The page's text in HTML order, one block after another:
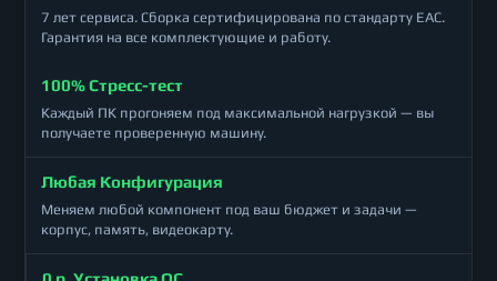
7 лет сервиса. Сборка сертифицирована по стандарту ЕАС.
Гарантия на все комплектующие и работу.
100% Стресс-тест
Каждый ПК прогоняем под максимальной нагрузкой — вы
получаете проверенную машину.
Любая Конфигурация
Меняем любой компонент под ваш бюджет и задачи —
корпус, память, видеокарту.